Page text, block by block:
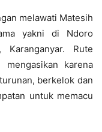
melawati Matesih
yakni di Ndoro
Karanganyar. Rute
karena
berkelok dan
untuk memacu